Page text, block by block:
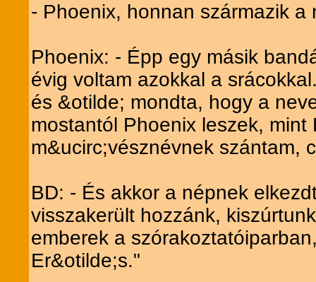
- Phoenix, honnan származik a
Phoenix: - Épp egy másik
évig voltam azokkal a
és &otilde; mondta, hogy a
mostantól Phoenix leszek,
m&ucirc;vésznévnek szántam,
BD: - És akkor a népnek
visszakerült hozzánk,
emberek a
Er&otilde;s."